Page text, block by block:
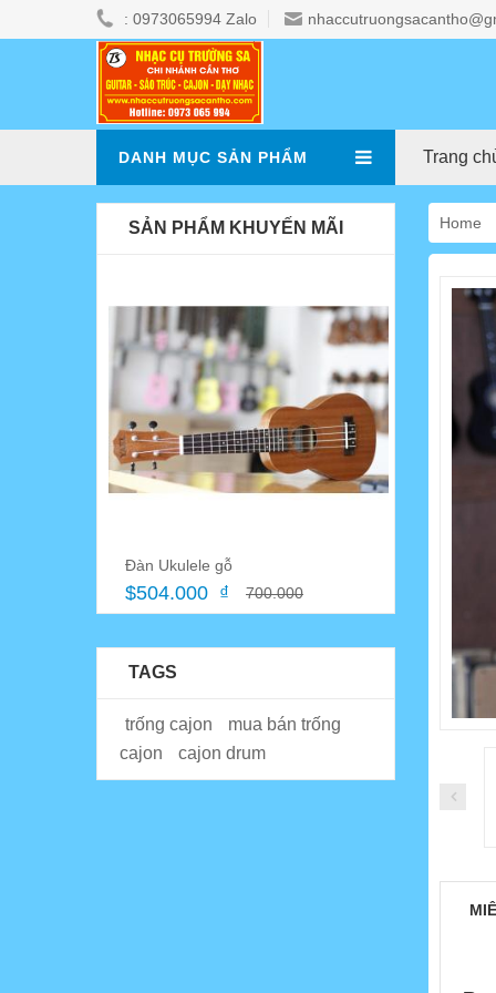
: 0973065994 Zalo
DANH MỤC SẢN PHẨM Trang
SẢN PHẨM KHUYẾN MÃI
Đàn Ukulele gỗ
$504.000 ₫ 700.000
TAGS
trống cajon
mua bán trống
cajon
cajon drum
Home